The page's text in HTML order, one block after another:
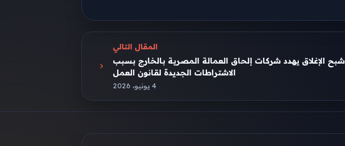
المقال التالي
شبح الإغلاق يهدد شركات إلحاق العمالة المصرية بالخارج بسبب
الاشتراطات الجديدة لقانون العمل
4 يونيو، 2026